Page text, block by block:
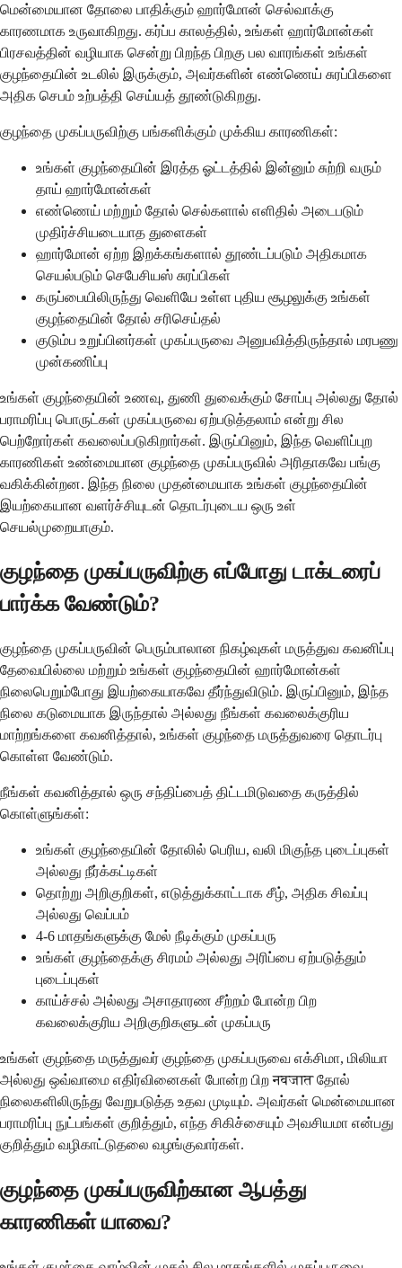
மென்மையான தோலை பாதிக்கும் ஹார்மோன் செல்வாக்கு
காரணமாக உருவாகிறது. கர்ப்ப காலத்தில், உங்கள் ஹார்மோன்கள்
பிரசவத்தின் வழியாக சென்று பிறந்த பிறகு பல வாரங்கள் உங்கள்
குழந்தையின் உடலில் இருக்கும், அவர்களின் எண்ணெய் சுரப்பிகளை
அதிக செபம் உற்பத்தி செய்யத் தூண்டுகிறது.
குழந்தை முகப்பருவிற்கு பங்களிக்கும் முக்கிய காரணிகள்:
உங்கள் குழந்தையின் இரத்த ஓட்டத்தில் இன்னும் சுற்றி வரும்
தாய் ஹார்மோன்கள்
எண்ணெய் மற்றும் தோல் செல்களால் எளிதில் அடைபடும்
முதிர்ச்சியடையாத துளைகள்
ஹார்மோன் ஏற்ற இறக்கங்களால் தூண்டப்படும் அதிகமாக
செயல்படும் செபேசியஸ் சுரப்பிகள்
கருப்பையிலிருந்து வெளியே உள்ள புதிய சூழலுக்கு உங்கள்
குழந்தையின் தோல் சரிசெய்தல்
குடும்ப உறுப்பினர்கள் முகப்பருவை அனுபவித்திருந்தால் மரபணு
முன்கணிப்பு
உங்கள் குழந்தையின் உணவு, துணி துவைக்கும் சோப்பு அல்லது தோல்
பராமரிப்பு பொருட்கள் முகப்பருவை ஏற்படுத்தலாம் என்று சில
பெற்றோர்கள் கவலைப்படுகிறார்கள். இருப்பினும், இந்த வெளிப்புற
காரணிகள் உண்மையான குழந்தை முகப்பருவில் அரிதாகவே பங்கு
வகிக்கின்றன. இந்த நிலை முதன்மையாக உங்கள் குழந்தையின்
இயற்கையான வளர்ச்சியுடன் தொடர்புடைய ஒரு உள்
செயல்முறையாகும்.
குழந்தை முகப்பருவிற்கு எப்போது டாக்டரைப்
பார்க்க வேண்டும்?
குழந்தை முகப்பருவின் பெரும்பாலான நிகழ்வுகள் மருத்துவ கவனிப்பு
தேவையில்லை மற்றும் உங்கள் குழந்தையின் ஹார்மோன்கள்
நிலைபெறும்போது இயற்கையாகவே தீர்ந்துவிடும். இருப்பினும், இந்த
நிலை கடுமையாக இருந்தால் அல்லது நீங்கள் கவலைக்குரிய
மாற்றங்களை கவனித்தால், உங்கள் குழந்தை மருத்துவரை தொடர்பு
கொள்ள வேண்டும்.
நீங்கள் கவனித்தால் ஒரு சந்திப்பைத் திட்டமிடுவதை கருத்தில்
கொள்ளுங்கள்:
உங்கள் குழந்தையின் தோலில் பெரிய, வலி மிகுந்த புடைப்புகள்
அல்லது நீர்க்கட்டிகள்
தொற்று அறிகுறிகள், எடுத்துக்காட்டாக சீழ், அதிக சிவப்பு
அல்லது வெப்பம்
4-6 மாதங்களுக்கு மேல் நீடிக்கும் முகப்பரு
உங்கள் குழந்தைக்கு சிரமம் அல்லது அரிப்பை ஏற்படுத்தும்
புடைப்புகள்
காய்ச்சல் அல்லது அசாதாரண சீற்றம் போன்ற பிற
கவலைக்குரிய அறிகுறிகளுடன் முகப்பரு
உங்கள் குழந்தை மருத்துவர் குழந்தை முகப்பருவை எக்சிமா, மிலியா
அல்லது ஒவ்வாமை எதிர்வினைகள் போன்ற பிற नवजात தோல்
நிலைகளிலிருந்து வேறுபடுத்த உதவ முடியும். அவர்கள் மென்மையான
பராமரிப்பு நுட்பங்கள் குறித்தும், எந்த சிகிச்சையும் அவசியமா என்பது
குறித்தும் வழிகாட்டுதலை வழங்குவார்கள்.
குழந்தை முகப்பருவிற்கான ஆபத்து
காரணிகள் யாவை?